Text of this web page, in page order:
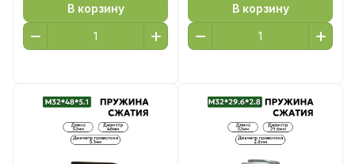
В корзину В корзину